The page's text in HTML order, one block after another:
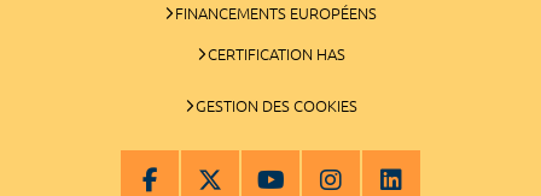
FINANCEMENTS EUROPÉENS
CERTIFICATION HAS
GESTION DES COOKIES